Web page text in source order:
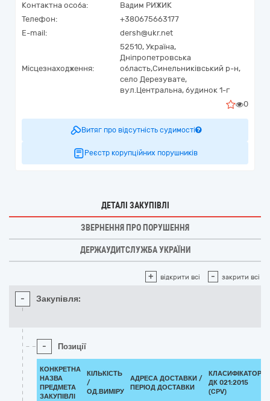
Контактна особа:
Вадим РИЖИК
Телефон:
+380675663177
E-mail:
dersh@ukr.net
Місцезнаходження:
52510, Україна,
Дніпропетровська
область,Синельниківський р-н,
село Дерезувате,
вул.Центральна, будинок 1-г
0
Витяг про відсутність судимості
Реєстр корупційних порушників
ДЕТАЛІ ЗАКУПІВЛІ
ЗВЕРНЕННЯ ПРО ПОРУШЕННЯ
ДЕРЖАУДИТСЛУЖБА УКРАЇНИ
+ відкрити всі - закрити всі
- Закупівля:
- Позиції
КОНКРЕТНА
НАЗВА
ПРЕДМЕТА
ЗАКУПІВЛІ
КІЛЬКІСТЬ
/
ОД.ВИМІРУ
АДРЕСА ДОСТАВКИ /
ПЕРІОД ДОСТАВКИ
КЛАСИФІКАТОР
ДК 021:2015
(CPV)